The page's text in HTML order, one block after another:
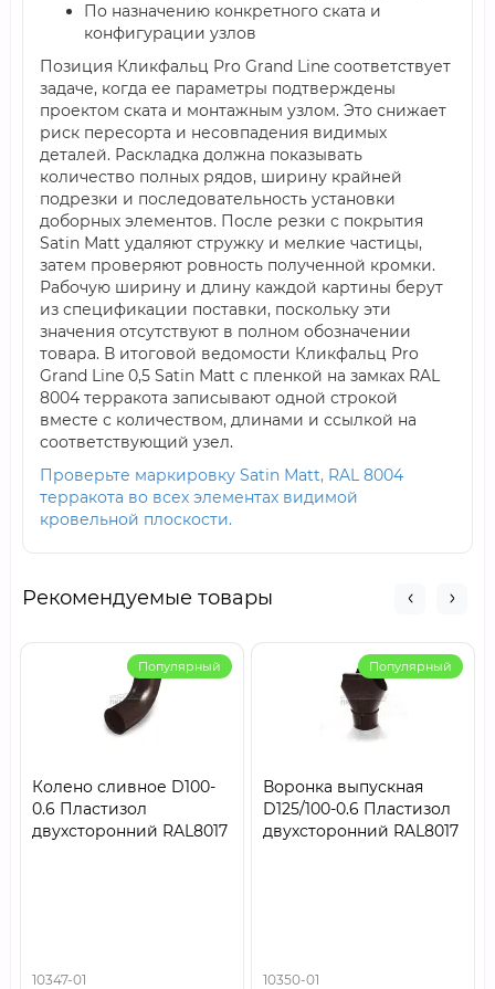
По назначению конкретного ската и
конфигурации узлов
Позиция Кликфальц Pro Grand Line соответствует
задаче, когда ее параметры подтверждены
проектом ската и монтажным узлом. Это снижает
риск пересорта и несовпадения видимых
деталей. Раскладка должна показывать
количество полных рядов, ширину крайней
подрезки и последовательность установки
доборных элементов. После резки с покрытия
Satin Мatt удаляют стружку и мелкие частицы,
затем проверяют ровность полученной кромки.
Рабочую ширину и длину каждой картины берут
из спецификации поставки, поскольку эти
значения отсутствуют в полном обозначении
товара. В итоговой ведомости Кликфальц Pro
Grand Line 0,5 Satin Мatt с пленкой на замках RAL
8004 терракота записывают одной строкой
вместе с количеством, длинами и ссылкой на
соответствующий узел.
Проверьте маркировку Satin Мatt, RAL 8004
терракота во всех элементах видимой
кровельной плоскости.
Рекомендуемые товары
Популярный
Колено сливное D100-
0.6 Пластизол
двухсторонний RAL8017
10347-01
Популярный
Воронка выпускная
D125/100-0.6 Пластизол
двухсторонний RAL8017
10350-01